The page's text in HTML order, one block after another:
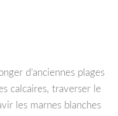
d’anciennes plages
calcaires, traverser le
les marnes blanches